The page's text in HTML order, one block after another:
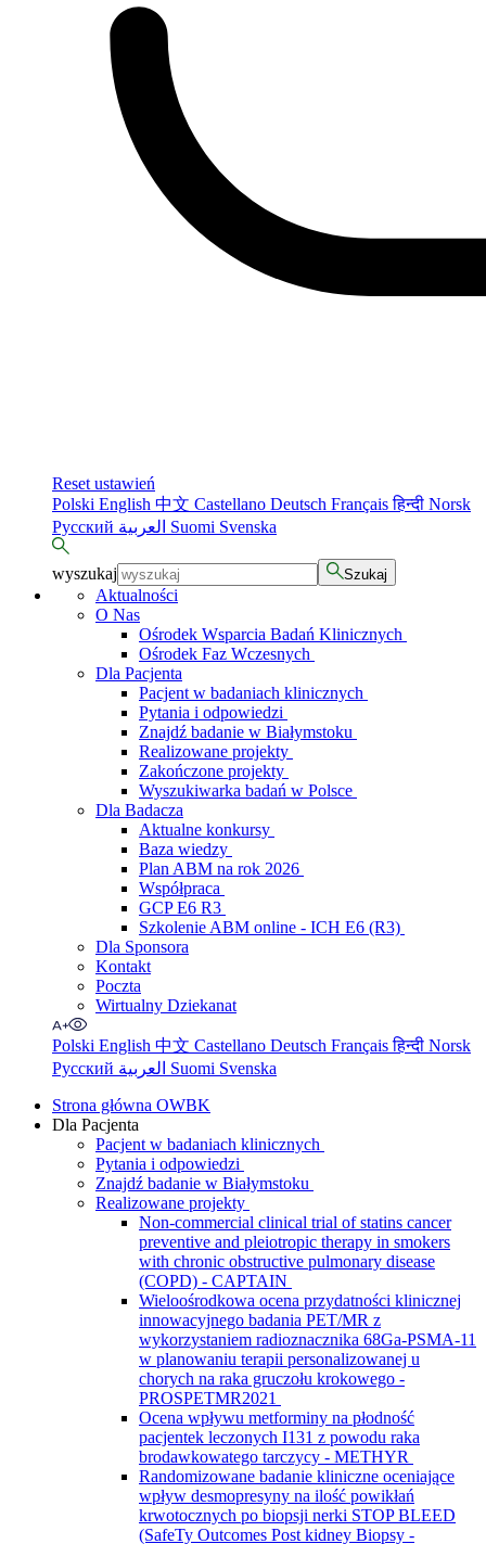
Reset ustawień
Polski English 中文 Castellano Deutsch Françaisहिन्दी Norsk
Русский
Suomi Svenska
wyszukaj Szukaj
Aktualności
O Nas
Ośrodek Wsparcia Badań Klinicznych
Ośrodek Faz Wczesnych
Dla Pacjenta
Pacjent w badaniach klinicznych
Pytania i odpowiedzi
Znajdź badanie w Białymstoku
Realizowane projekty
Zakończone projekty
Wyszukiwarka badań w Polsce
Dla Badacza
Aktualne konkursy
Baza wiedzy
Plan ABM na rok 2026
Współpraca
GCP E6 R3
Szkolenie ABM online - ICH E6 (R3)
Dla Sponsora
Kontakt
Poczta
Wirtualny Dziekanat
Polski English 中文 Castellano Deutsch Françaisहिन्दी Norsk
Русский
Suomi Svenska
Strona główna OWBK
Dla Pacjenta
Pacjent w badaniach klinicznych
Pytania i odpowiedzi
Znajdź badanie w Białymstoku
Realizowane projekty
Non-commercial clinical trial of statins cancer
preventive and pleiotropic therapy in smokers
with chronic obstructive pulmonary disease
(COPD) - CAPTAIN
Wieloośrodkowa ocena przydatności klinicznej
innowacyjnego badania PET/MR z
wykorzystaniem radioznacznika 68Ga-PSMA-11
w planowaniu terapii personalizowanej u
chorych na raka gruczołu krokowego -
PROSPETMR2021
Ocena wpływu metforminy na płodność
pacjentek leczonych I131 z powodu raka
brodawkowatego tarczycy - METHYR
Randomizowane badanie kliniczne oceniające
wpływ desmopresyny na ilość powikłań
krwotocznych po biopsji nerki STOP BLEED
(SafeTy Outcomes Post kidney Biopsy -